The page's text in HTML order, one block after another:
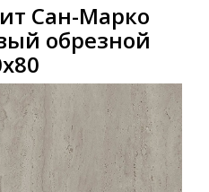
Сан-Марко
обрезной